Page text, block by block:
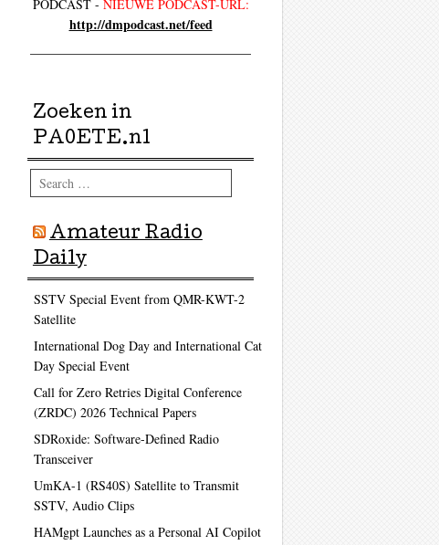
PODCAST - NIEUWE PODCAST-URL:
http://dmpodcast.net/feed
Zoeken in
PA0ETE.nl
Search
Amateur Radio
Daily
SSTV Special Event from QMR-KWT-2
Satellite
International Dog Day and International Cat
Day Special Event
Call for Zero Retries Digital Conference
(ZRDC) 2026 Technical Papers
SDRoxide: Software-Defined Radio
Transceiver
UmKA-1 (RS40S) Satellite to Transmit
SSTV, Audio Clips
HAMgpt Launches as a Personal AI Copilot